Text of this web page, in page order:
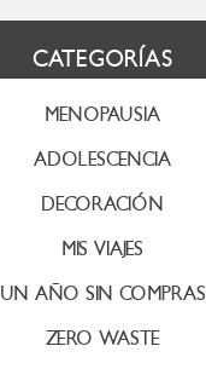
CATEGORÍAS
MENOPAUSIA
ADOLESCENCIA
DECORACIÓN
MIS VIAJES
UN AÑO SIN COMPRAS
ZERO WASTE